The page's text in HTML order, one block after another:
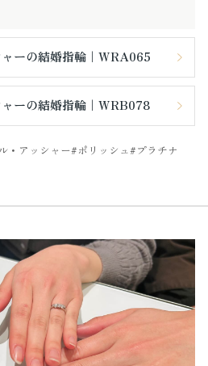
ーの結婚指輪｜WRA065
ーの結婚指輪｜WRB078
・アッシャー ポリッシュ
プラチナ